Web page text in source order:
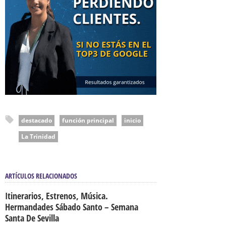
destacado función principal
inicio
La Trinidad
ARTÍCULOS RELACIONADOS
Itinerarios, Estrenos, Música.
Hermandades Sábado Santo – Semana
Santa De Sevilla